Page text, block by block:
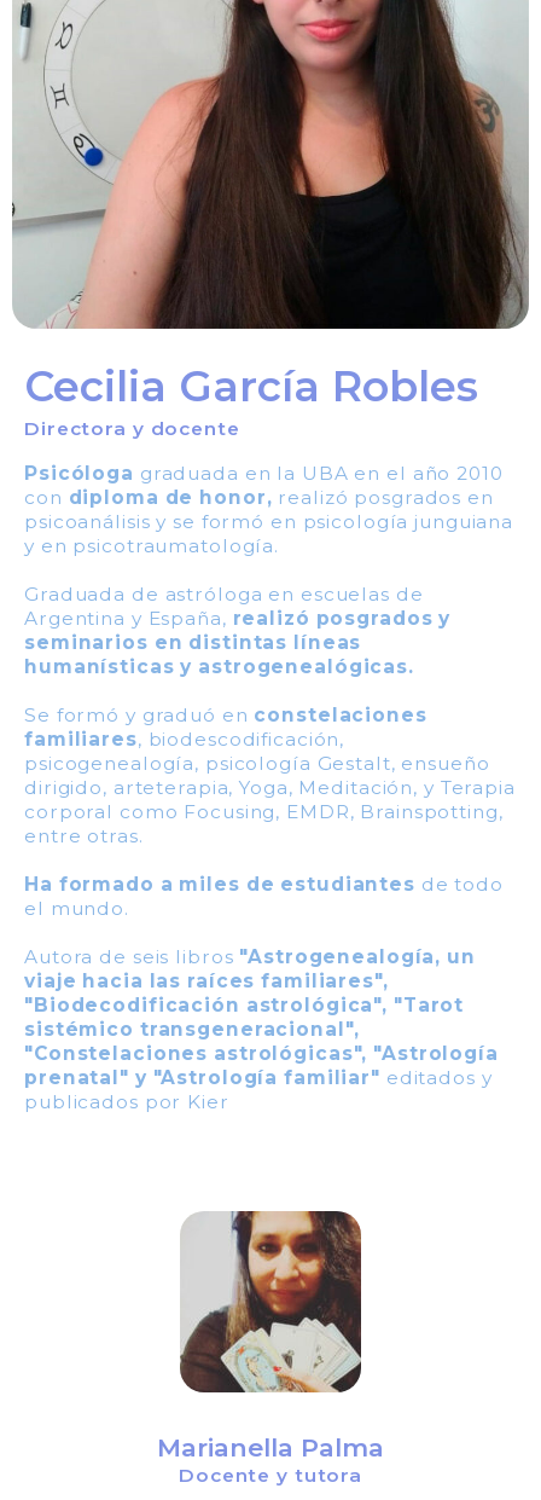
Cecilia García Robles
Directora y docente
Psicóloga graduada en la UBA en el año 2010
con diploma de honor, realizó posgrados en
psicoanálisis y se formó en psicología junguiana
y en psicotraumatología.
Graduada de astróloga en escuelas de
Argentina y España, realizó posgrados y
seminarios en distintas líneas
humanísticas y astrogenealógicas.
Se formó y graduó en constelaciones
familiares, biodescodificación,
psicogenealogía, psicología Gestalt, ensueño
dirigido, arteterapia,Yoga, Meditación, y Terapia
corporal como Focusing, EMDR, Brainspotting,
entre otras.
Ha formado a miles de estudiantes de todo
el mundo.
Autora de seis libros "Astrogenealogía, un
viaje hacia las raíces familiares",
"Biodecodificación astrológica", "Tarot
sistémico transgeneracional",
"Constelaciones astrológicas", "Astrología
prenatal" y "Astrología familiar" editados y
publicados por Kier
Marianella Palma
Docente y tutora